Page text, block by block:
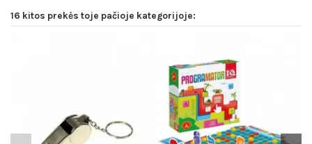
16 kitos prekės toje pačioje kategorijoje: